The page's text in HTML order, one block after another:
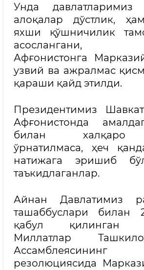
Унда давлатларимиз
алоқалар дўстлик,
яхши қўшничилик
асослангани,
Афғонистонга
узвий ва ажралмас
қараши қайд этилди.
Президентимиз
Афғонистонда
билан халқаро
ўрнатилмаса, ҳеч
натижага эришиб
таъкидлаганлар.
Айнан Давлатимиз
ташаббуслари билан
қабул қилинган
Миллатлар
резолюциясида